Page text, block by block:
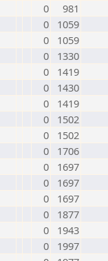
0
981
0
1059
0
1059
0
1330
0
1419
0
1430
0
1419
0
1502
0
1502
0
1706
0
1697
0
1697
0
1697
0
1877
0
1943
0
1997